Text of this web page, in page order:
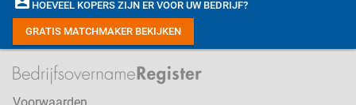
HOEVEEL KOPERS ZIJN ER VOOR UW BEDRIJF?
GRATIS MATCHMAKER BEKIJKEN